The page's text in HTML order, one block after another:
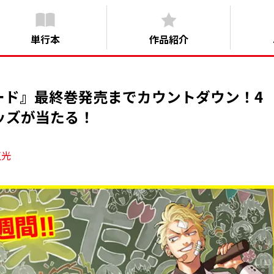
単行本 作品紹介
』最終巻発売までカウントダウン！4
が当たる！